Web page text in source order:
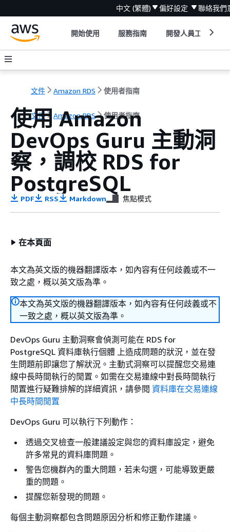
中文 (繁體) 偏好設定 聯絡我們
開始使用 服務指南 開發人員工具
文件 Amazon RDS 使用者指南
文件 Amazon RDS 使用者指南
使用 Amazon
DevOps Guru 主動洞
察，調校 RDS for
PostgreSQL
PDF RSS Markdown 焦點模式
在本頁面
本文為英文版的機器翻譯版本，如內容有任何歧義或不一
致之處，概以英文版為準。
本文為英文版的機器翻譯版本，如內容有任何歧義或不
一致之處，概以英文版為準。
DevOps Guru 主動洞察會偵測可能在 RDS for
PostgreSQL 資料庫執行個體 上造成問題的狀況，並在發
生問題前即讓您了解狀況。主動式洞察可以提醒您交易連
線中長時間執行的閒置。如需在交易連線中對長時間執行
閒置進行疑難排解的詳細資訊，請參閱 資料庫在交易連線
中長時間閒置
DevOps Guru 可以執行下列動作：
透過交叉檢查一般建議設定與您的資料庫設定，避免
許多常見的資料庫問題。
警告您機群內的重大問題，若未勾選，可能導致更嚴
重的問題。
提醒您新發現的問題。
每個主動洞察都包含問題原因分析和修正動作建議。